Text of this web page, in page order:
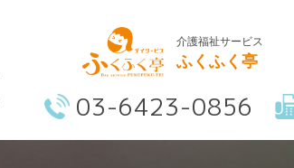
介護福祉サービス
ふくふく亭
03-6423-0856